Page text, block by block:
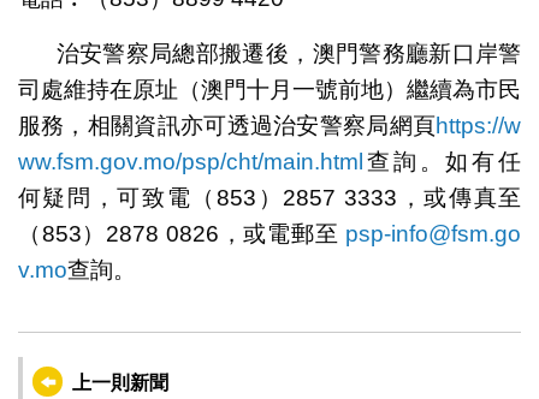
治安警察局總部搬遷後，澳門警務廳新口岸警
司處維持在原址（澳門十月一號前地）繼續為市民
服務，相關資訊亦可透過治安警察局網頁https://w
ww.fsm.gov.mo/psp/cht/main.html查詢。如有任
何疑問，可致電（853）2857 3333，或傳真至
（853）2878 0826，或電郵至 psp-info@fsm.go
v.mo查詢。
上一則新聞